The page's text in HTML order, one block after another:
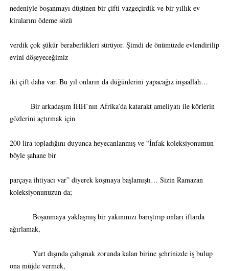
nedeniyle boşanmayı düşünen bir çifti vazgeçirdik ve bir yıllık ev
kiralarını ödeme sözü
verdik çok şükür beraberlikleri sürüyor. Şimdi de önümüzde evlendirilip
evini döşeyeceğimiz
iki çift daha var. Bu yıl onların da düğünlerini yapacağız inşaallah…
Bir arkadaşım İHH’nın Afrika’da katarakt ameliyatı ile körlerin
gözlerini açtırmak için
200 lira topladığını duyunca heyecanlanmış ve “İnfak koleksiyonumun
böyle şahane bir
parçaya ihtiyacı var” diyerek koşmaya başlamıştı… Sizin Ramazan
koleksiyonunuzun da;
Boşanmaya yaklaşmış bir yakınınızı barıştırıp onları iftarda
ağırlamak,
Yurt dışında çalışmak zorunda kalan birine şehrinizde iş bulup
ona müjde vermek,